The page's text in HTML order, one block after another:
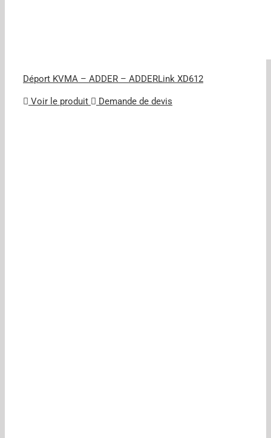
Déport KVMA – ADDER – ADDERLink XD612
Voir le produit Demande de devis